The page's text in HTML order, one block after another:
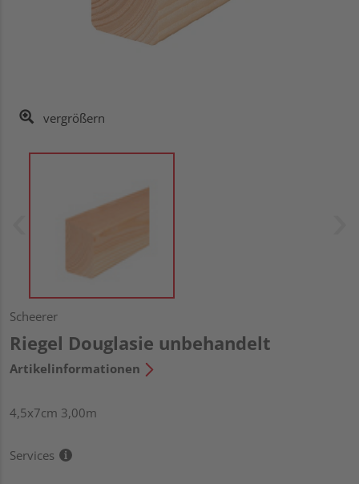
vergrößern
Scheerer
Riegel Douglasie unbehandelt
Artikelinformationen
4,5x7cm 3,00m
Services